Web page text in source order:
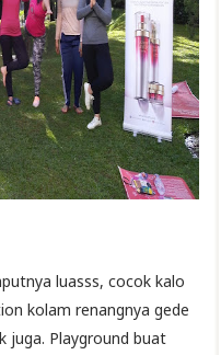
luasss, cocok kalo
kolam renangnya gede
juga. Playground buat